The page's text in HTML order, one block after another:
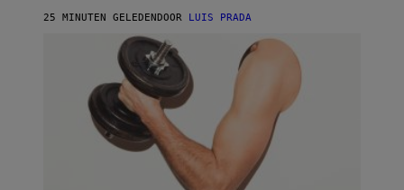
25 MINUTEN GELEDEN DOOR LUIS PRADA